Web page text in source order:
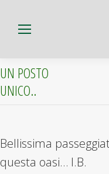
UN POSTO
UNICO..
Bellissima
questa oasi… I.B.